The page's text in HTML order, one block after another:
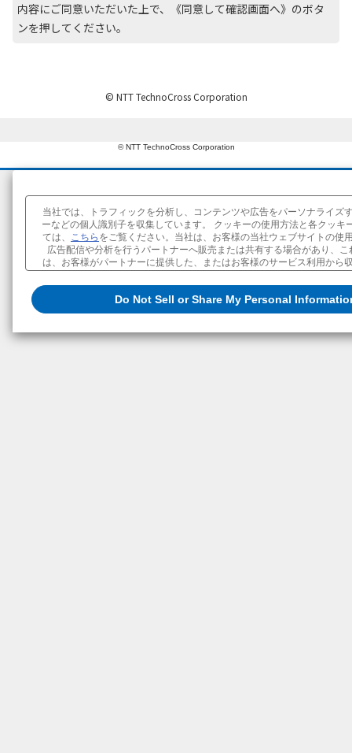
内容にご同意いただいた上で、《同意して確認画面へ》のボタ
ンを押してください。
© NTT TechnoCross Corporation
© NTT TechnoCross Corporation
当社では、トラフィックを分析し、コンテンツや広告をパーソナライズ
ーなどの個人識別子を収集しています。 クッキーの使用方法と各クッキ
ては、 こちら をご覧ください。当社は、お客様の当社ウェブサイトの使
広告配信や分析を行うパートナーへ販売または共有する場合があり、
は、お客様がパートナーに提供した、またはお客様のサービス利用から
を拒否（オプトアウト）する権利を有しています。オプトアウトをする
or Share My Personal Information」 をクリックしてください。当ウェブ
販売または共有の設定を変更する
Do Not Sell or Share My Personal